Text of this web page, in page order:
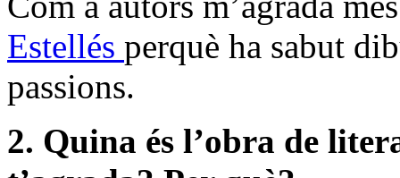
Estellés perquè ha sabut
passions.
2. Quina és l’obra de